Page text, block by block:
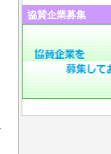
協賛企業募集